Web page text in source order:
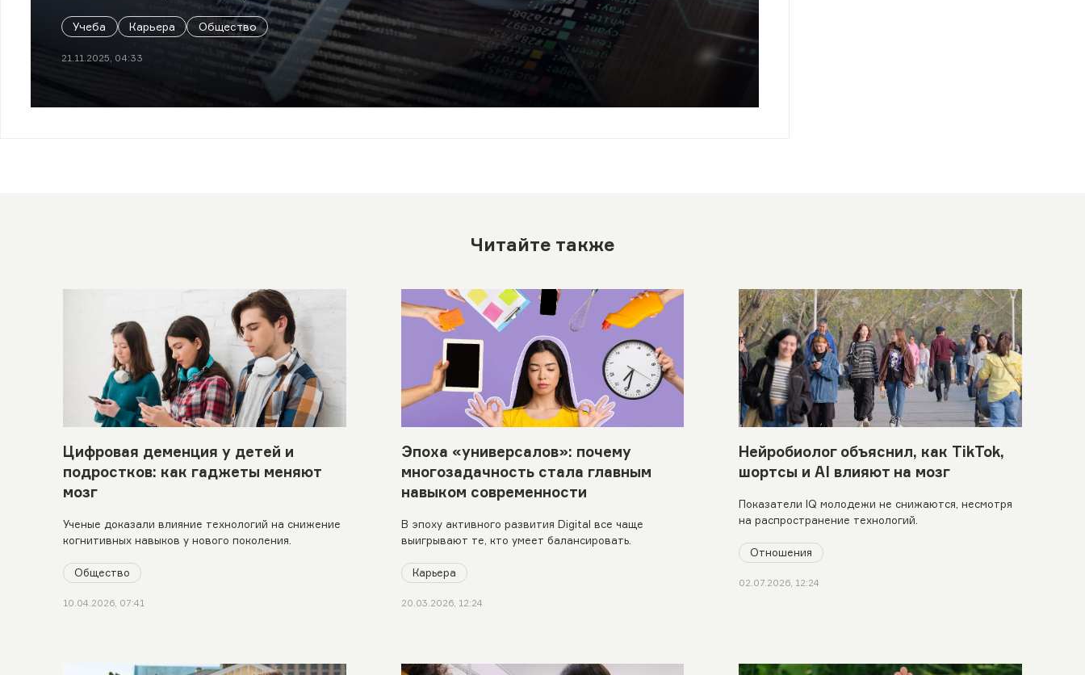
Учеба Карьера Общество
21.11.2025, 04:33
Читайте также
Цифровая деменция у детей и
подростков: как гаджеты меняют
мозг
Ученые доказали влияние технологий на снижение
когнитивных навыков у нового поколения.
Общество
10.04.2026, 07:41
Эпоха «универсалов»: почему
многозадачность стала главным
навыком современности
В эпоху активного развития Digital все чаще
выигрывают те, кто умеет балансировать.
Карьера
20.03.2026, 12:24
Нейробиолог объяснил, как TikTok,
шортсы и AI влияют на мозг
Показатели IQ молодежи не снижаются, несмотря
на распространение технологий.
Отношения
02.07.2026, 12:24